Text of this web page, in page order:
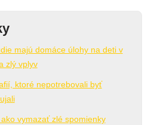
majú domáce úlohy na deti v
zlý vplyv
ktoré nepotrebovali byť
vymazať zlé spomienky